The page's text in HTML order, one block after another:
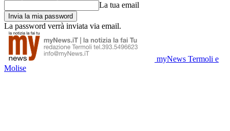
La tua email
La password verrà inviata via email.
myNews Termoli e
Molise